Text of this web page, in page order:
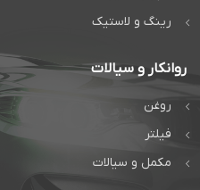
رینگ و لاستیک
روانکار و سیالات
روغن
فیلتر
مکمل و سیالات